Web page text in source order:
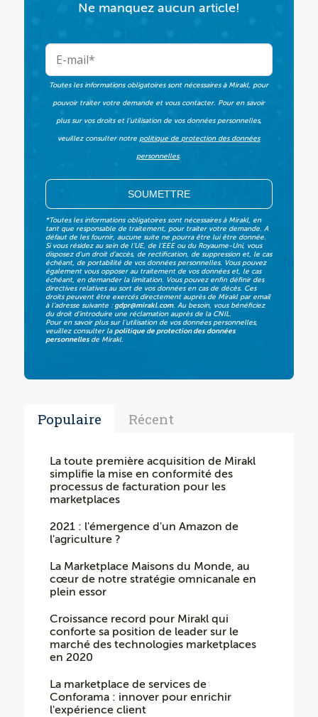
Ne manquez aucun article!
Toutes les informations obligatoires sont nécessaires à Mirakl, pour
pouvoir traiter votre demande et vous contacter. Pour en savoir
plus sur vos droits et l’utilisation de vos données personnelles,
veuillez consulter notre politique de protection des données
personnelles.
*Toutes les informations obligatoires sont nécessaires à Mirakl, en
tant que responsable de traitement, pour traiter votre demande. A
défaut de les fournir, aucune suite ne pourra être lui être donnée.
Si vous résidez au sein de l’UE, de l’EEE ou du Royaume-Uni, vous
disposez d’un droit d’accès, de rectification, de suppression et, le cas
échéant, de portabilité de vos données personnelles. Vous pouvez
également vous opposer au traitement de vos données et, le cas
échéant, en demander la limitation. Vous pouvez enfin définir des
directives relatives au sort de vos données en cas de décès. Ces
droits peuvent être exercés directement auprès de Mirakl par email
à l’adresse suivante : gdpr@mirakl.com. Au besoin, vous bénéficiez
du droit d’introduire une réclamation auprès de la CNIL.
Pour en savoir plus sur l’utilisation de vos données personnelles,
veuillez consulter la politique de protection des données
personnelles de Mirakl.
Populaire Récent
La toute première acquisition de Mirakl
simplifie la mise en conformité des
processus de facturation pour les
marketplaces
2021 : l'émergence d'un Amazon de
l'agriculture ?
La Marketplace Maisons du Monde, au
cœur de notre stratégie omnicanale en
plein essor
Croissance record pour Mirakl qui
conforte sa position de leader sur le
marché des technologies marketplaces
en 2020
La marketplace de services de
Conforama : innover pour enrichir
l'expérience client